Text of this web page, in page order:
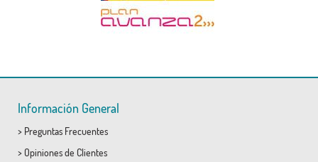
Información General
> Preguntas Frecuentes
> Opiniones de Clientes